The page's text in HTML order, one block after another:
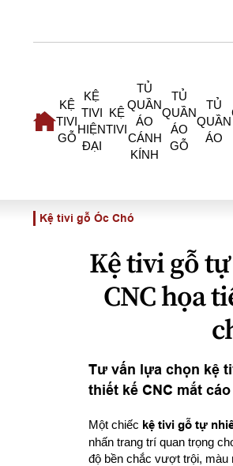
KỆ
TIVI
GỖ
KỆ
TIVI
HIỆN
ĐẠI
KỆ
TIVI
TỦ
QUẦN
ÁO
CÁNH
KÍNH
TỦ
QUẦN
ÁO
GỖ
TỦ
QUẦN
ÁO
Kệ tivi gỗ Óc Chó
Kệ tivi gỗ
CNC họa
Tư vấn lựa chọn kệ
thiết kế CNC mắt
Một chiếc kệ tivi gỗ tự
nhấn trang trí quan trọng
độ bền chắc vượt trội, màu